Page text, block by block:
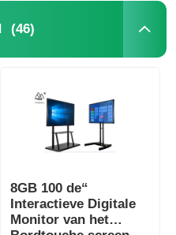
(46)
8GB 100 de“
Interactieve Digitale
Monitor van het